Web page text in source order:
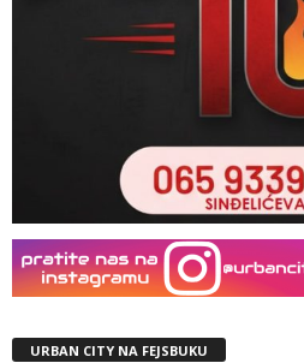
URBAN CITY NA FEJSBUKU